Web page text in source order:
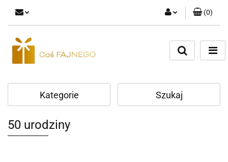
Zaloguj się
(0)
Kategorie Szukaj
50 urodziny